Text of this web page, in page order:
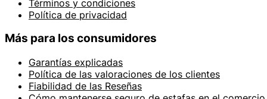
Términos y condiciones
Política de privacidad
Más para los consumidores
Garantías explicadas
Política de las valoraciones de los clientes
Fiabilidad de las Reseñas